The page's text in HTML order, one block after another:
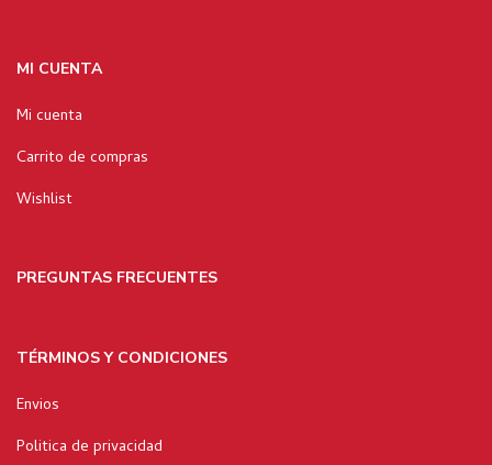
MI CUENTA
Mi cuenta
Carrito de compras
Wishlist
PREGUNTAS FRECUENTES
TÉRMINOS Y CONDICIONES
Envios
Politica de privacidad